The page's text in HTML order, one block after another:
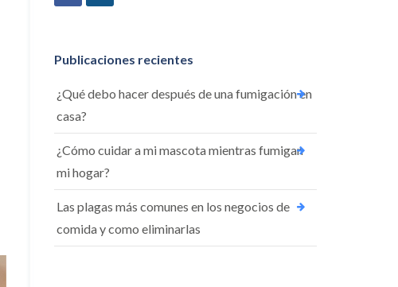
Publicaciones recientes
¿Qué debo hacer después de una fumigación en
casa?
¿Cómo cuidar a mi mascota mientras fumigan
mi hogar?
Las plagas más comunes en los negocios de
comida y como eliminarlas